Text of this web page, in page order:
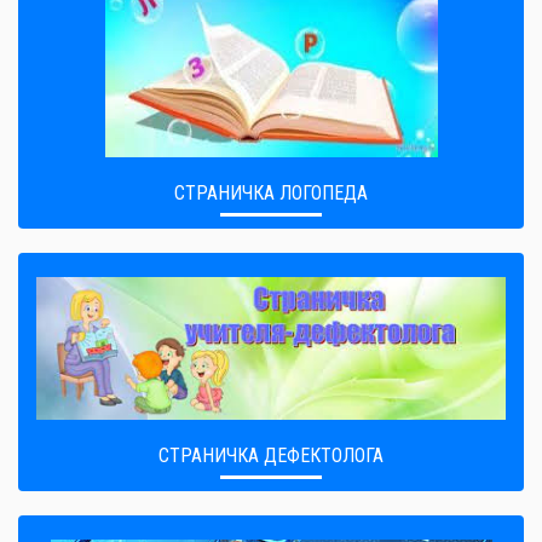
СТРАНИЧКА ЛОГОПЕДА
СТРАНИЧКА ДЕФЕКТОЛОГА